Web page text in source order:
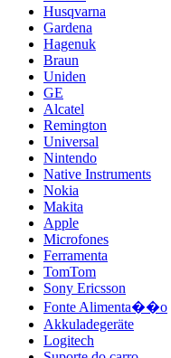
Husqvarna
Gardena
Hagenuk
Braun
Uniden
GE
Alcatel
Remington
Universal
Nintendo
Native Instruments
Nokia
Makita
Apple
Microfones
Ferramenta
TomTom
Sony Ericsson
Fonte Alimenta��o
Akkuladegeräte
Logitech